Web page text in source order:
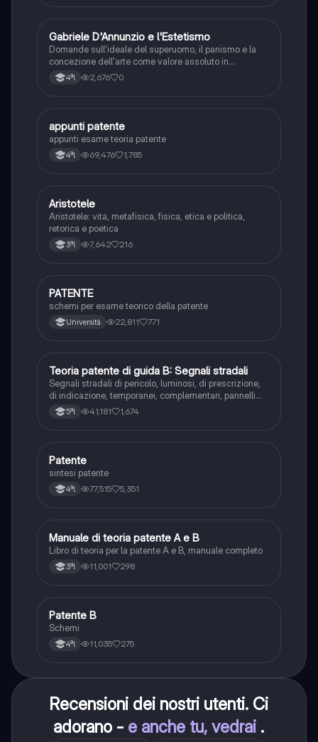
GItaliano
Gabriele D'Annunzio e l'Estetismo
Domande sull'ideale del superuomo, il panismo e la
concezione dell'arte come valore assoluto in
D'Annunzio.
4ªl 2,676 0
Altro
appunti patente
appunti esame teoria patente
4ªl 69,476 1,785
Filosofia
Aristotele
Aristotele: vita, metafisica, fisica, etica e politica,
retorica e poetica
3ªl 7,642 216
Altro
PATENTE
schemi per esame teorico della patente
Università 22,811 771
Ed. civ.
Teoria patente di guida B: Segnali stradali
Segnali stradali di pericolo, luminosi, di prescrizione,
di indicazione, temporanei, complementari, pannelli
integrativi, segnaletica orizzontale, segnalazioni
agenti del traffico, distanza di visibilità per l‘arresto,
5ªl 41,181 1,674
Altro
Patente
sintesi patente
4ªl 77,515 5,351
Italiano
Manuale di teoria patente A e B
Libro di teoria per la patente A e B, manuale completo
3ªl 11,001 298
Altro
Patente B
Schemi
4ªl 11,035 275
Recensioni dei nostri utenti. Ci
adorano - e anche tu, vedrai .